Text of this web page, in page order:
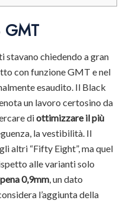
GMT
stavano chiedendo a gran
con funzione GMT e nel
esaudito. Il Black
un lavoro certosino da
diottimizzare il più
la vestibilità. Il
altri “Fifty Eight”, ma quel
alle varianti solo
0,9mm, un dato
l’aggiunta della